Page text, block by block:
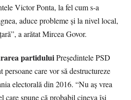
Victor Ponta, la fel cum s-a
aduce probleme şi la nivel local,
a arătat Mircea Govor.
partiduluiPreşedintele PSD
persoane care vor să destructureze
electorală din 2016. “Nu aş vrea
care spune că probabil cineva îşi